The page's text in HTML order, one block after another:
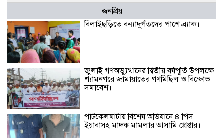
জনপ্রিয়
বিলাইছড়িতে বন্যাদুর্গতদের পাশে ব্র্যাক।
জুলাই গণঅভ্যুত্থানের দ্বিতীয় বর্ষপূর্তি উপলক্ষে
শ্যামনগরে জামায়াতের গণমিছিল ও বিক্ষোভ
সমাবেশ।
পাটকেলঘাটায় বিশেষ অভিযানে ৪ পিস
ইয়াবাসহ মাদক মামলার আসামি গ্রেপ্তার।